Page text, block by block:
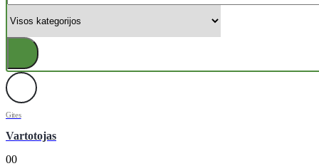
Gites
Vartotojas
00